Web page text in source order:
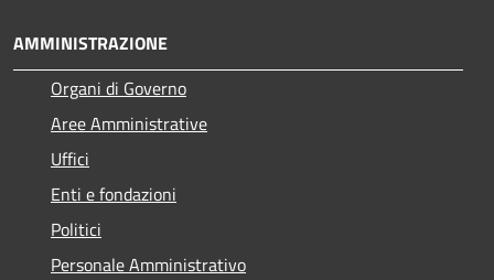
AMMINISTRAZIONE
Organi di Governo
Aree Amministrative
Uffici
Enti e fondazioni
Politici
Personale Amministrativo